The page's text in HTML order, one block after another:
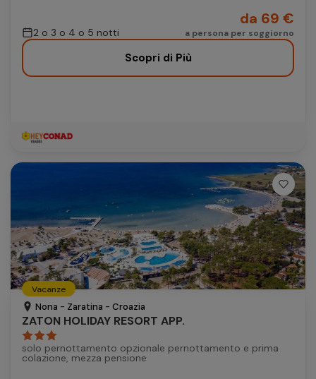
2 o 3 o 4 o 5 notti
da 69 €
a persona per soggiorno
Scopri di Più
Vacanze
Nona - Zaratina - Croazia
ZATON HOLIDAY RESORT APP.
solo pernottamento opzionale pernottamento e prima
colazione, mezza pensione